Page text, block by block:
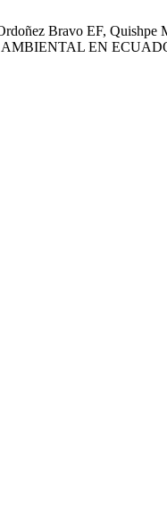
Bravo EF,
EN